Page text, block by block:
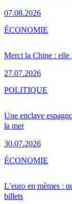
07.08.2026
Merci la Chine : elle
27.07.2026
ÉCONOMIE
Une enclave
la mer
30.07.2026
POLITIQUE
L’euro en mèmes :
billets
ÉCONOMIE